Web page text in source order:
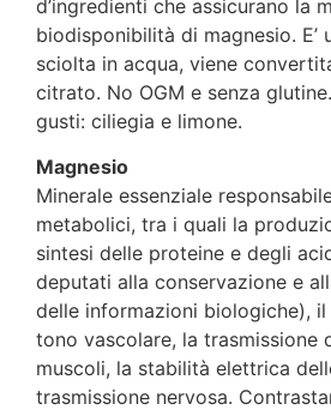
d’ingredienti che assicurano la
biodisponibilità di magnesio. E’
sciolta in acqua, viene
citrato. No OGM e senza
gusti: ciliegia e limone.
Magnesio
Minerale essenziale
metabolici, tra i quali la
sintesi delle proteine e degli
deputati alla conservazione e
delle informazioni biologiche),
tono vascolare, la trasmissione
muscoli, la stabilità elettrica
trasmissione nervosa.